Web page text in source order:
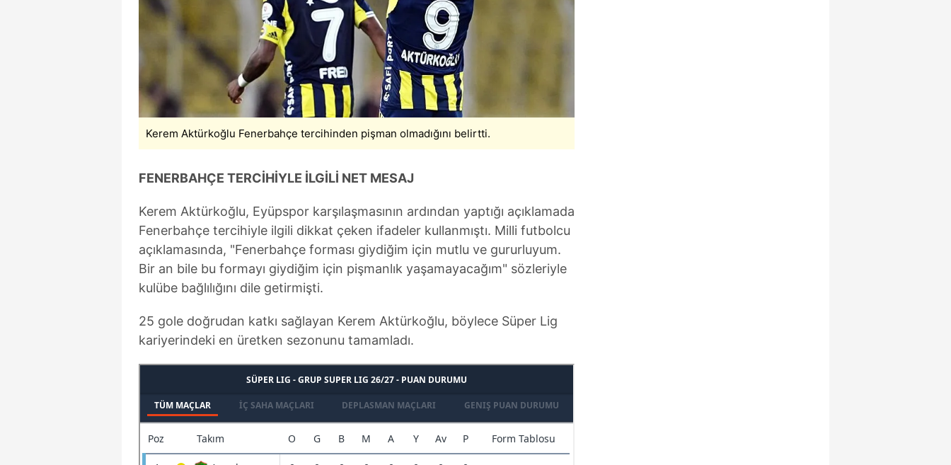
Kerem Aktürkoğlu Fenerbahçe tercihinden pişman olmadığını belirtti.
FENERBAHÇE TERCİHİYLE İLGİLİ NET MESAJ
Kerem Aktürkoğlu, Eyüpspor karşılaşmasının ardından yaptığı açıklamada
Fenerbahçe tercihiyle ilgili dikkat çeken ifadeler kullanmıştı. Milli futbolcu
açıklamasında, "Fenerbahçe forması giydiğim için mutlu ve gururluyum.
Bir an bile bu formayı giydiğim için pişmanlık yaşamayacağım" sözleriyle
kulübe bağlılığını dile getirmişti.
25 gole doğrudan katkı sağlayan Kerem Aktürkoğlu, böylece Süper Lig
kariyerindeki en üretken sezonunu tamamladı.